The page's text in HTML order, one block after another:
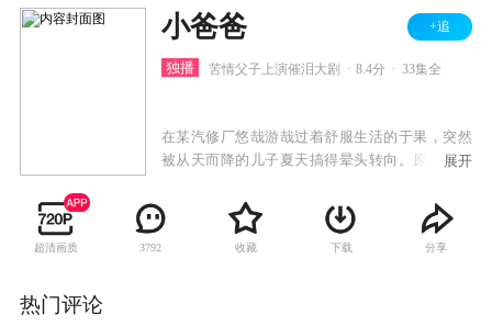
小爸爸 +追
独播 苦情父子上演催泪大剧 8.4分 33集全
在某汽修厂悠哉游哉过着舒服生活的于果，突然
被从天而降的儿子夏天搞得晕头转向。原来当年
坦福高才生夏小白共谱了一段短暂的恋情。此去
经年，夏小白车祸身亡，夏天从妈妈遗物中得知
于果的信息，于是自作主张来北京找爸爸。原以
展开
超清画质 3792 收藏 下载 分享
热门评论